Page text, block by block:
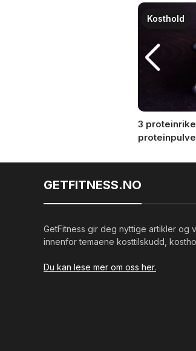
3
Kosthold
GETFITNESS.NO
GetFitness gir deg nyttige artikler og
innenfor temaene kosttilskudd,
Du kan lese mer om oss her.